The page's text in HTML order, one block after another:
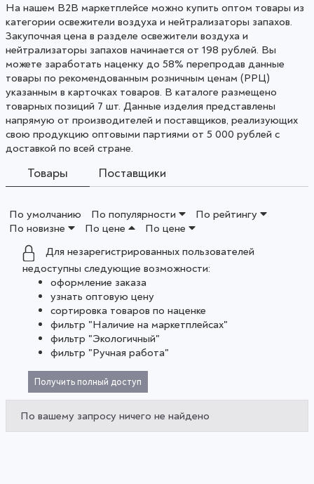
На нашем B2B маркетплейсе можно купить оптом товары из
категории освежители воздуха и нейтрализаторы запахов.
Закупочная цена в разделе освежители воздуха и
нейтрализаторы запахов начинается от 198 рублей. Вы
можете заработать наценку до 58% перепродав данные
товары по рекомендованным розничным ценам (РРЦ)
указанным в карточках товаров. В каталоге размещено
товарных позиций 7 шт. Данные изделия представлены
напрямую от производителей и поставщиков, реализующих
свою продукцию оптовыми партиями от 5 000 рублей с
доставкой по всей стране.
Товары Поставщики
По умолчанию По популярности
По рейтингу
По новизне
По цене
По цене
Для незарегистрированных пользователей
недоступны следующие возможности:
оформление заказа
узнать оптовую цену
сортировка товаров по наценке
фильтр "Наличие на маркетплейсах"
фильтр "Экологичный"
фильтр "Ручная работа"
Получить полный доступ
По вашему запросу ничего не найдено